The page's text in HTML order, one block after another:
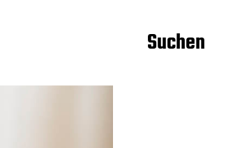
Suchen